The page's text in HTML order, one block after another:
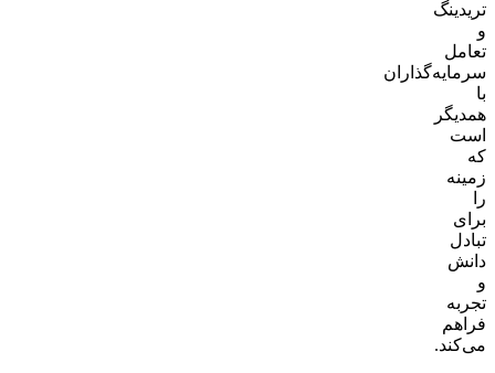
تریدینگ
و
تعامل
سرمایه‌گذاران
با
همدیگر
است
که
زمینه
را
برای
تبادل
دانش
و
تجربه
فراهم
می‌کند.